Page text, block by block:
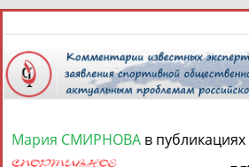
7 августа
Мария СМИРНОВА в публикациях